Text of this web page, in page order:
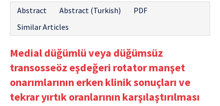
Issues and Articles
Editorial Board
Aims and Scope
Abstract Abstract (Turkish)
PDF
Similar Articles
Medial düğümlü veya düğümsüz
transosseöz eşdeğeri rotator manşet
onarımlarının erken klinik sonuçları ve
tekrar yırtık oranlarının karşılaştırılması